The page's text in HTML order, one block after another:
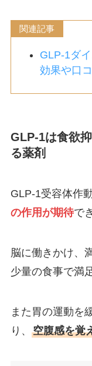
関連記事
GLP-1ダ
効果や口
GLP-1は食欲
る薬剤
GLP-1受容体作
の作用が期待で
脳に働きかけ、
少量の食事で満
また胃の運動を
り、 空腹感を覚